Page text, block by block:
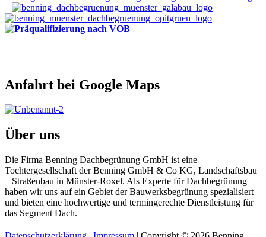
Anfahrt bei Google Maps
Über uns
Die Firma Benning Dachbegrünung GmbH ist eine
Tochtergesellschaft der Benning GmbH & Co KG, Landschaftsbau
– Straßenbau in Münster-Roxel. Als Experte für Dachbegrünung
haben wir uns auf ein Gebiet der Bauwerksbegrünung spezialisiert
und bieten eine hochwertige und termingerechte Dienstleistung für
das Segment Dach.